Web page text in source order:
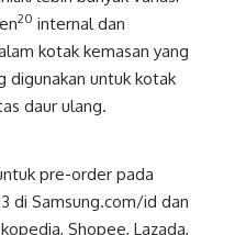
20 internal dan
kotak kemasan yang
digunakan untuk kotak
daur ulang.
pre-order pada
di Samsung.com/id dan
Shopee, Lazada,